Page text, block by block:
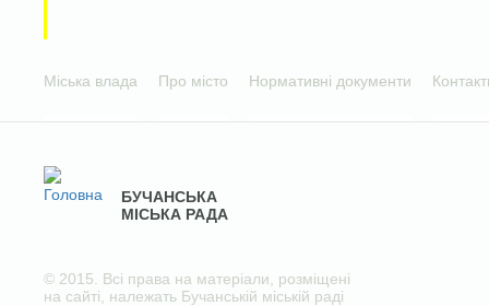
Міська влада Про місто Нормативні документи
БУЧАНСЬКА
МІСЬКА РАДА
© 2015. Всі права на матеріали, розміщені
на сайті, належать Бучанській міській раді